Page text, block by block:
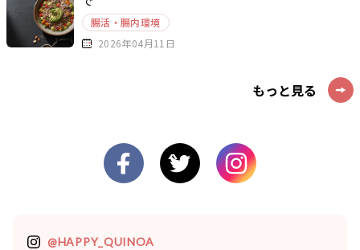
腸活・腸内環境
2026年04月11日
もっと見る
@HAPPY_QUINOA